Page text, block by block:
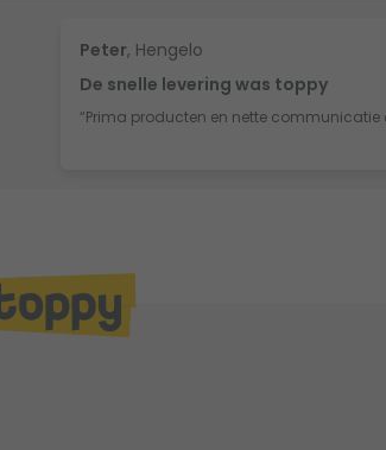
Peter, Hengelo
De snelle levering was toppy
“Prima producten en nette